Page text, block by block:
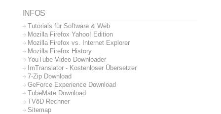
INFOS
Tutorials für Software & Web
Mozilla Firefox Yahoo! Edition
Mozilla Firefox vs. Internet Explorer
Mozilla Firefox History
YouTube Video Downloader
ImTranslator - Kostenloser Übersetzer
7-Zip Download
GeForce Experience Download
TubeMate Download
TVöD Rechner
Sitemap